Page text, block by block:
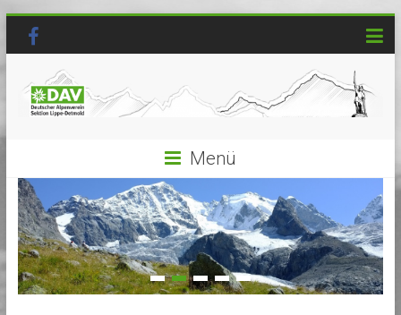
Menü